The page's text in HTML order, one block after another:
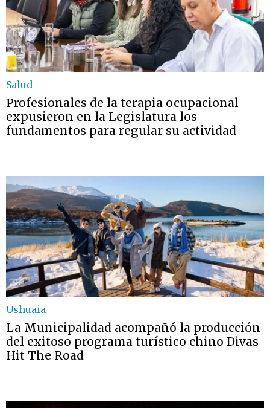
Salud
Profesionales de la terapia ocupacional
expusieron en la Legislatura los
fundamentos para regular su actividad
Ushuaia
La Municipalidad acompañó la producción
del exitoso programa turístico chino Divas
Hit The Road